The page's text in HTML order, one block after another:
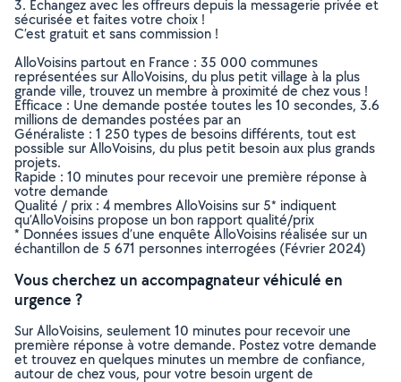
3. Echangez avec les offreurs depuis la messagerie privée et
sécurisée et faites votre choix !
C’est gratuit et sans commission !
AlloVoisins partout en France : 35 000 communes
représentées sur AlloVoisins, du plus petit village à la plus
grande ville, trouvez un membre à proximité de chez vous !
Efficace : Une demande postée toutes les 10 secondes, 3.6
millions de demandes postées par an
Généraliste : 1 250 types de besoins différents, tout est
possible sur AlloVoisins, du plus petit besoin aux plus grands
projets.
Rapide : 10 minutes pour recevoir une première réponse à
votre demande
Qualité / prix : 4 membres AlloVoisins sur 5* indiquent
qu’AlloVoisins propose un bon rapport qualité/prix
* Données issues d’une enquête AlloVoisins réalisée sur un
échantillon de 5 671 personnes interrogées (Février 2024)
Vous cherchez un accompagnateur véhiculé en
urgence ?
Sur AlloVoisins, seulement 10 minutes pour recevoir une
première réponse à votre demande. Postez votre demande
et trouvez en quelques minutes un membre de confiance,
autour de chez vous, pour votre besoin urgent de